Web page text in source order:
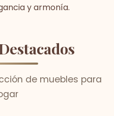
y armonía.
de muebles para